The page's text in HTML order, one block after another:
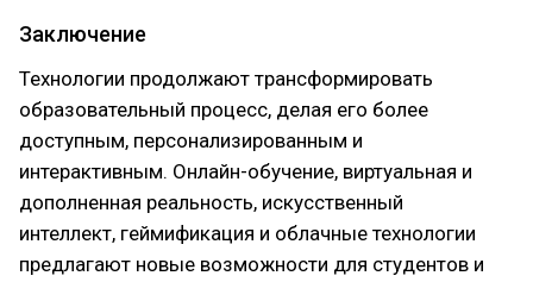
Заключение
Технологии продолжают трансформировать
образовательный процесс, делая его более
доступным, персонализированным и
интерактивным. Онлайн-обучение, виртуальная и
дополненная реальность, искусственный
интеллект, геймификация и облачные технологии
предлагают новые возможности для студентов и